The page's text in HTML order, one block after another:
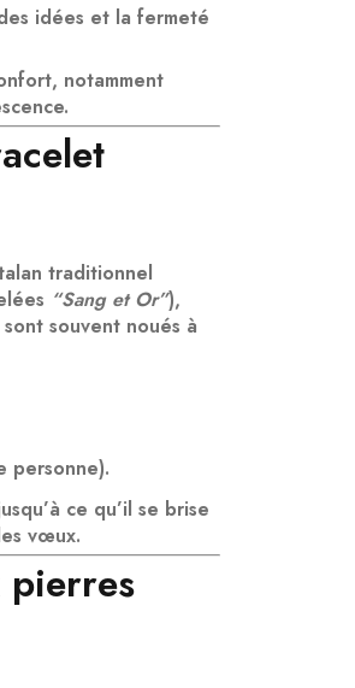
idées et lafermeté
, notamment
traditionnel
“Sang et Or”),
souvent noués à
personne).
ce qu’il se brise
vœux.
pierres